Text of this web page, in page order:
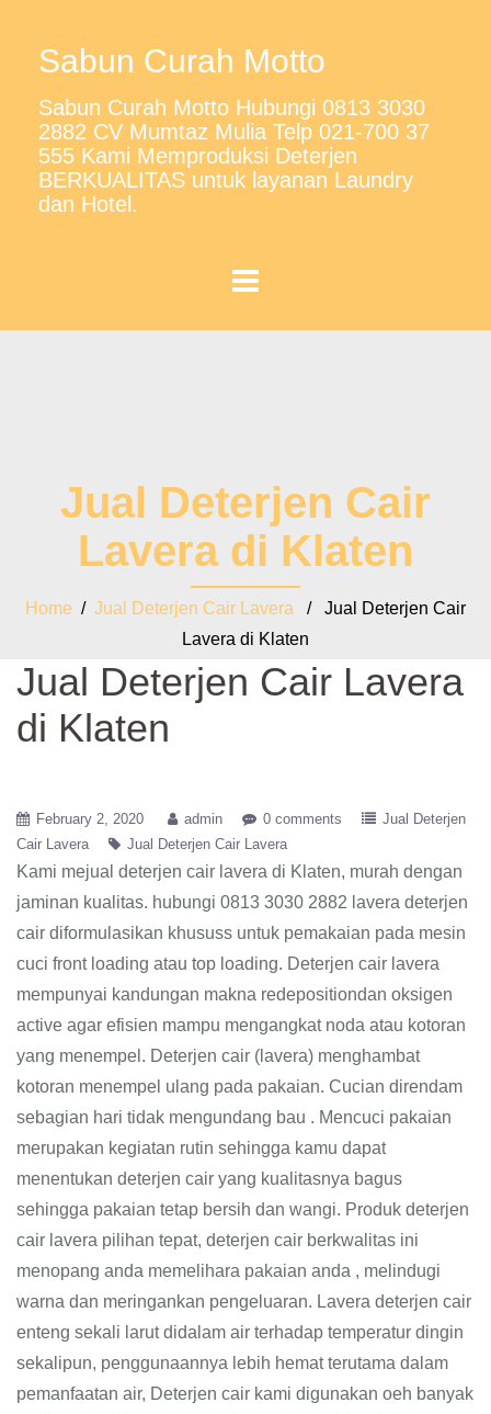
Sabun Curah Motto
Sabun Curah Motto Hubungi 0813 3030
2882 CV Mumtaz Mulia Telp 021-700 37
555 Kami Memproduksi Deterjen
BERKUALITAS untuk layanan Laundry
dan Hotel.
Jual Deterjen Cair
Lavera di Klaten
Home / Jual Deterjen Cair Lavera / Jual Deterjen Cair
Lavera di Klaten
Jual Deterjen Cair Lavera
di Klaten
February 2, 2020 admin 0 comments
Jual Deterjen
Cair Lavera
Jual Deterjen Cair Lavera
Kami mejual deterjen cair lavera di Klaten, murah dengan
jaminan kualitas. hubungi 0813 3030 2882 lavera deterjen
cair diformulasikan khususs untuk pemakaian pada mesin
cuci front loading atau top loading. Deterjen cair lavera
mempunyai kandungan makna redepositiondan oksigen
active agar efisien mampu mengangkat noda atau kotoran
yang menempel. Deterjen cair (lavera) menghambat
kotoran menempel ulang pada pakaian. Cucian direndam
sebagian hari tidak mengundang bau . Mencuci pakaian
merupakan kegiatan rutin sehingga kamu dapat
menentukan deterjen cair yang kualitasnya bagus
sehingga pakaian tetap bersih dan wangi. Produk deterjen
cair lavera pilihan tepat, deterjen cair berkwalitas ini
menopang anda memelihara pakaian anda , melindugi
warna dan meringankan pengeluaran. Lavera deterjen cair
enteng sekali larut didalam air terhadap temperatur dingin
sekalipun, penggunaannya lebih hemat terutama dalam
pemanfaatan air, Deterjen cair kami digunakan oeh banyak